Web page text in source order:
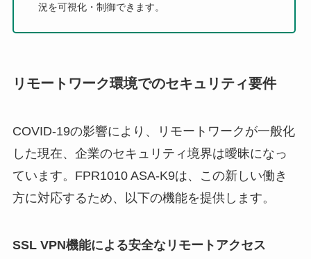
況を可視化・制御できます。
リモートワーク環境でのセキュリティ要件
COVID-19の影響により、リモートワークが一般化
した現在、企業のセキュリティ境界は曖昧になっ
ています。FPR1010 ASA-K9は、この新しい働き
方に対応するため、以下の機能を提供します。
SSL VPN機能による安全なリモートアクセス